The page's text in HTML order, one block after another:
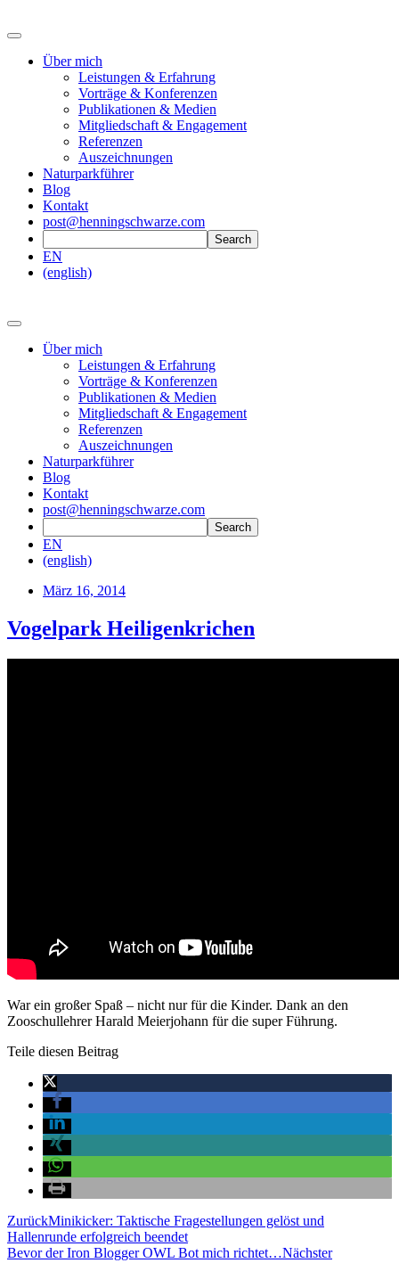
Über mich
Leistungen & Erfahrung
Vorträge & Konferenzen
Publikationen & Medien
Mitgliedschaft & Engagement
Referenzen
Auszeichnungen
Naturparkführer
Blog
Kontakt
post@henningschwarze.com
EN
(english)
Über mich
Leistungen & Erfahrung
Vorträge & Konferenzen
Publikationen & Medien
Mitgliedschaft & Engagement
Referenzen
Auszeichnungen
Naturparkführer
Blog
Kontakt
post@henningschwarze.com
EN
(english)
März 16, 2014
Vogelpark Heiligenkrichen
War ein großer Spaß – nicht nur für die Kinder. Dank an den
Zooschullehrer Harald Meierjohann für die super Führung.
Teile diesen Beitrag
ZurückMinikicker: Taktische Fragestellungen gelöst und
Hallenrunde erfolgreich beendet
Bevor der Iron Blogger OWL Bot mich richtet…Nächster